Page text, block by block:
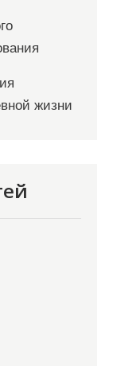
жизни